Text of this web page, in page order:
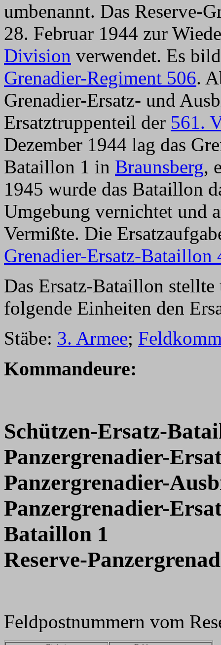
umbenannt. Das Reserve-
28. Februar 1944 zur
Division verwendet. Es
Grenadier-Regiment 506.
Grenadier-Ersatz- und
Ersatztruppenteil der 561.
Dezember 1944 lag das
Bataillon 1 in Braunsberg,
1945 wurde das Bataillon
Umgebung vernichtet und
Vermißte. Die
Grenadier-Ersatz-Bataillon
Das Ersatz-Bataillon
folgende Einheiten den
Stäbe: 3. Armee;
Kommandeure:
Schützen-Ersatz-
Panzergrenadier-
Panzergrenadier-
Panzergrenadier-
Bataillon 1
Reserve-
Feldpostnummern vom